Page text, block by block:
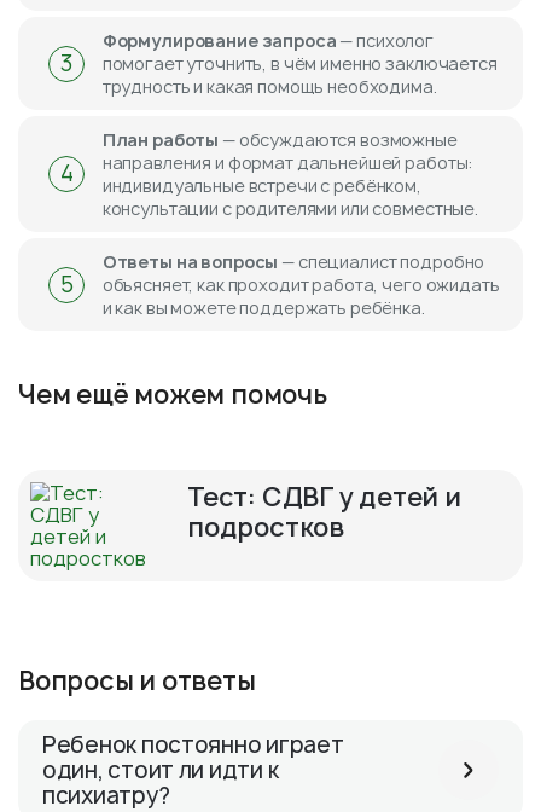
3
Формулирование запроса — психолог
помогает уточнить, в чём именно заключается
трудность и какая помощь необходима.
4
План работы — обсуждаются возможные
направления и формат дальнейшей работы:
индивидуальные встречи с ребёнком,
консультации с родителями или совместные.
5
Ответы на вопросы — специалист подробно
объясняет, как проходит работа, чего ожидать
и как вы можете поддержать ребёнка.
Чем ещё можем помочь
Тест: СДВГ у детей и
подростков
Вопросы и ответы
Ребенок постоянно играет
один, стоит ли идти к
психиатру?